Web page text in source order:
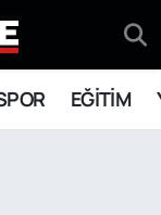
EĞİTİM